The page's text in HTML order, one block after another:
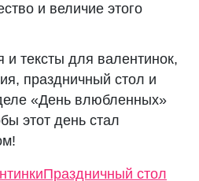
и величие этого
тексты для валентинок,
праздничный стол и
«День влюбленных»
этот день стал
Праздничный стол